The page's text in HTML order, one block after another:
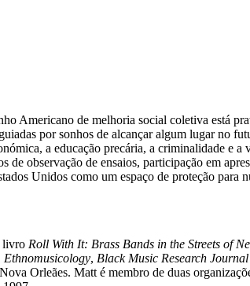
Americano de melhoria social coletiva está
por sonhos de alcançar algum lugar no
a educação precária, a criminalidade e
de observação de ensaios, participação em
Unidos como um espaço de proteção para
livro Roll With It: Brass Bands in the Streets of
Ethnomusicology, Black Music Research Journal
Orleães. Matt é membro de duas